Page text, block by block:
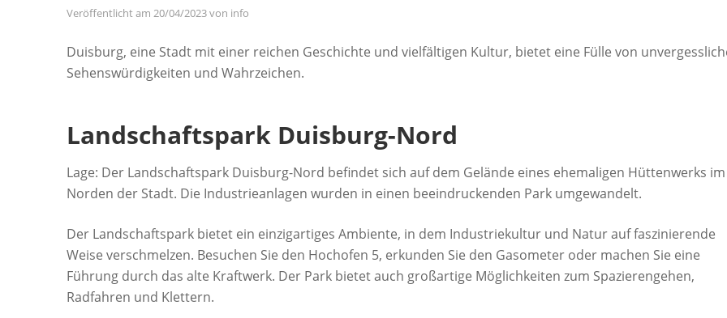
Veröffentlicht am 20/04/2023von info
Duisburg, eine Stadt mit einer reichen Geschichte und vielfältigen Kultur, bietet eine Fülle von
Sehenswürdigkeiten und Wahrzeichen.
Landschaftspark Duisburg-Nord
Lage: Der Landschaftspark Duisburg-Nord befindet sich auf dem Gelände eines ehemaligen Hüttenwerks im
Norden der Stadt. Die Industrieanlagen wurden in einen beeindruckenden Park umgewandelt.
Der Landschaftspark bietet ein einzigartiges Ambiente, in dem Industriekultur und Natur auf faszinierende
Weise verschmelzen. Besuchen Sie den Hochofen 5, erkunden Sie den Gasometer oder machen Sie eine
Führung durch das alte Kraftwerk. Der Park bietet auch großartige Möglichkeiten zum Spazierengehen,
Radfahren und Klettern.